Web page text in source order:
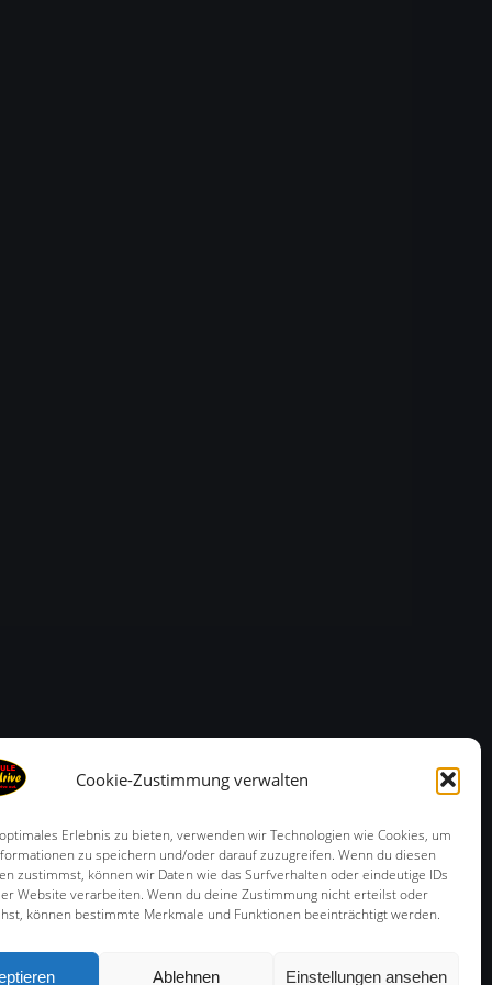
Cookie-Zustimmung verwalten
Erlebnis zu bieten, verwenden wir Technologien wie Cookies, um
zu speichern und/oder darauf zuzugreifen. Wenn du diesen
zustimmst, können wir Daten wie das Surfverhalten oder eindeutige IDs
Website verarbeiten. Wenn du deine Zustimmung nicht erteilst oder
können bestimmte Merkmale und Funktionen beeinträchtigt werden.
Ablehnen Einstellungen ansehen
kann die Fahrschule Runnersdrive Bamberg nur